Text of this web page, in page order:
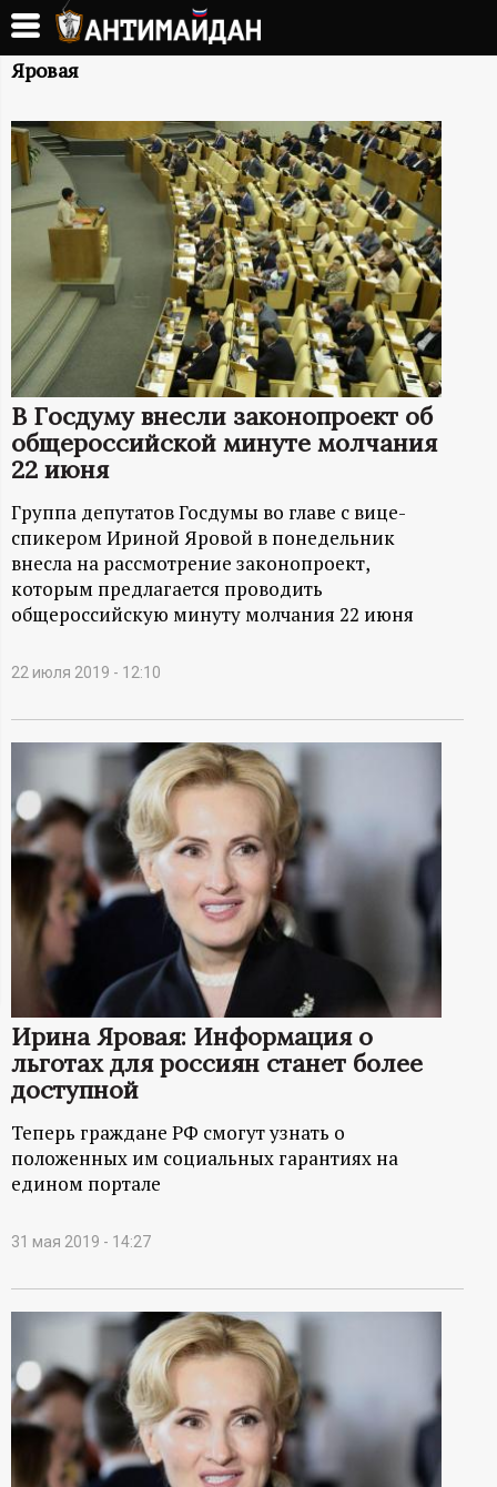
Перейти
основному
А
Н
Т
М
А
Й
Д
А
Н
-
и
н
о
р
м
ц
и
о
н
н
ы
й
п
о
Яровая
В Госдуму внесли законопроект об
общероссийской минуте молчания
22 июня
Группа депутатов Госдумы во главе с вице-
спикером Ириной Яровой в понедельник
внесла на рассмотрение законопроект,
которым предлагается проводить
общероссийскую минуту молчания 22 июня
22 июля 2019 - 12:10
Ирина Яровая: Информация о
льготах для россиян станет более
доступной
Теперь граждане РФ смогут узнать о
положенных им социальных гарантиях на
едином портале
31 мая 2019 - 14:27